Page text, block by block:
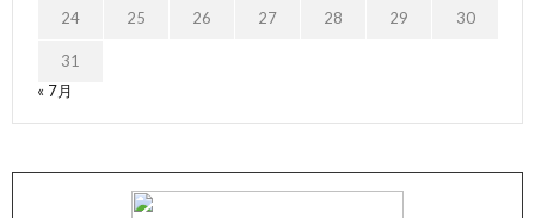
24 25 26 27 28 29 30
31
« 7月